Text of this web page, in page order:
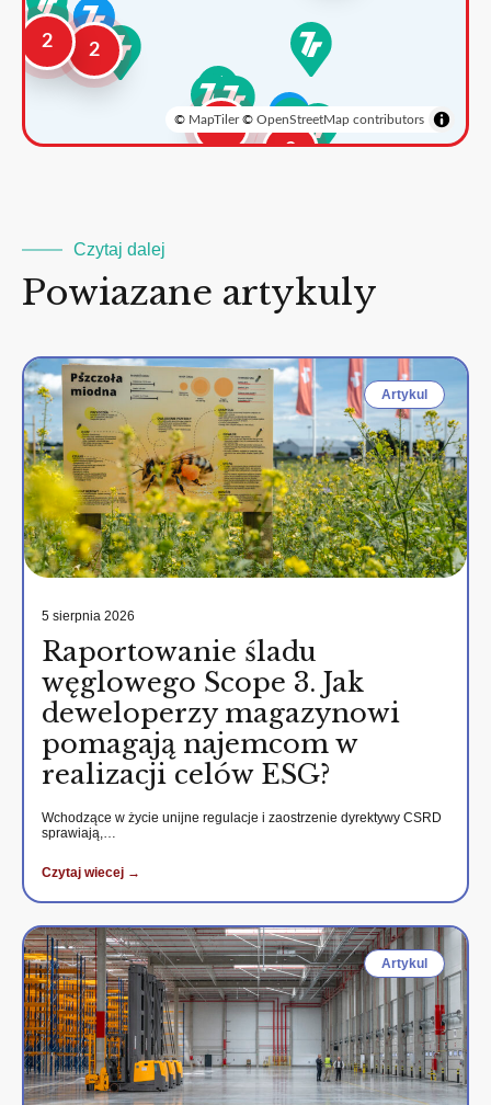
2
2
3
2
© MapTiler© OpenStreetMap contributors
Czytaj dalej
Powiazane artykuly
Artykul
5 sierpnia 2026
Raportowanie śladu
węglowego Scope 3. Jak
deweloperzy magazynowi
pomagają najemcom w
realizacji celów ESG?
Wchodzące w życie unijne regulacje i zaostrzenie dyrektywy CSRD
sprawiają,…
Czytaj wiecej →
Artykul